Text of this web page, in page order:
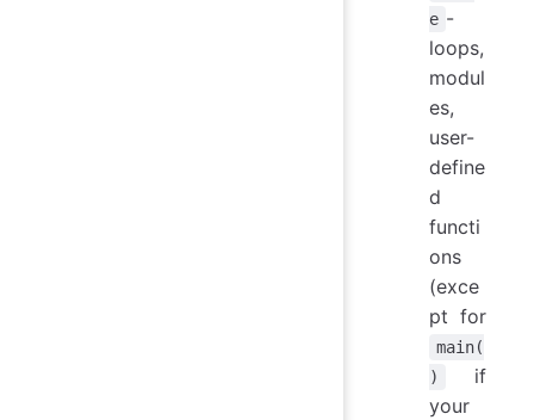
e -
loops,
modul
es,
user-
define
d
functi
ons
(exce
pt for
main(
)
if
your